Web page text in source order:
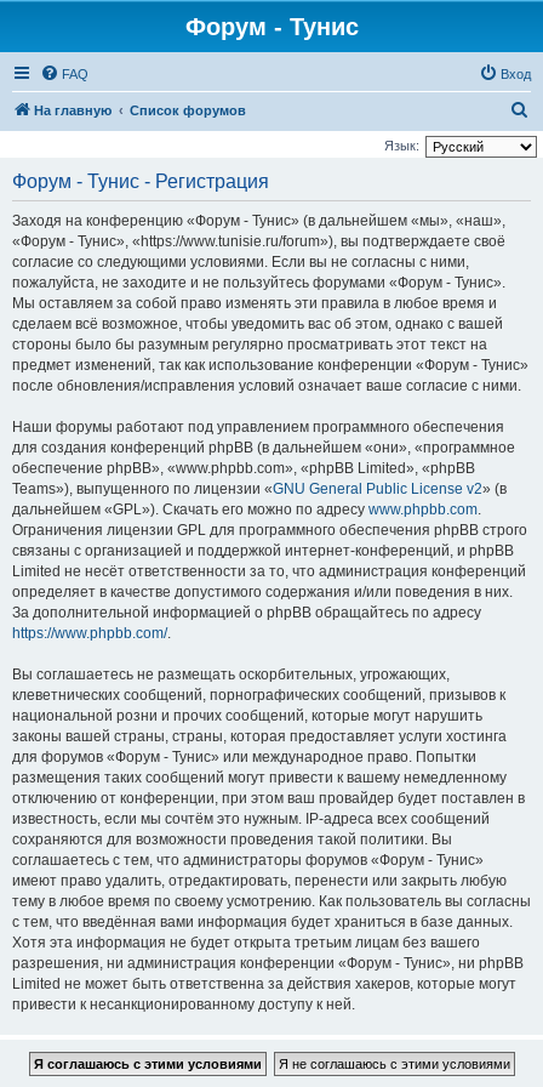
Форум - Тунис
FAQ Вход
На главную Список форумов
о
Язык:
Форум - Тунис - Регистрация
Заходя на конференцию «Форум - Тунис» (в дальнейшем «мы», «наш»,
«Форум - Тунис», «https://www.tunisie.ru/forum»), вы подтверждаете своё
согласие со следующими условиями. Если вы не согласны с ними,
пожалуйста, не заходите и не пользуйтесь форумами «Форум - Тунис».
Мы оставляем за собой право изменять эти правила в любое время и
сделаем всё возможное, чтобы уведомить вас об этом, однако с вашей
стороны было бы разумным регулярно просматривать этот текст на
предмет изменений, так как использование конференции «Форум - Тунис»
после обновления/исправления условий означает ваше согласие с ними.
Наши форумы работают под управлением программного обеспечения
для создания конференций phpBB (в дальнейшем «они», «программное
обеспечение phpBB», «www.phpbb.com», «phpBB Limited», «phpBB
Teams»), выпущенного по лицензии «GNU General Public License v2» (в
дальнейшем «GPL»). Скачать его можно по адресу www.phpbb.com.
Ограничения лицензии GPL для программного обеспечения phpBB строго
связаны с организацией и поддержкой интернет-конференций, и phpBB
Limited не несёт ответственности за то, что администрация конференций
определяет в качестве допустимого содержания и/или поведения в них.
За дополнительной информацией о phpBB обращайтесь по адресу
https://www.phpbb.com/.
Вы соглашаетесь не размещать оскорбительных, угрожающих,
клеветнических сообщений, порнографических сообщений, призывов к
национальной розни и прочих сообщений, которые могут нарушить
законы вашей страны, страны, которая предоставляет услуги хостинга
для форумов «Форум - Тунис» или международное право. Попытки
размещения таких сообщений могут привести к вашему немедленному
отключению от конференции, при этом ваш провайдер будет поставлен в
известность, если мы сочтём это нужным. IP-адреса всех сообщений
сохраняются для возможности проведения такой политики. Вы
соглашаетесь с тем, что администраторы форумов «Форум - Тунис»
имеют право удалить, отредактировать, перенести или закрыть любую
тему в любое время по своему усмотрению. Как пользователь вы согласны
с тем, что введённая вами информация будет храниться в базе данных.
Хотя эта информация не будет открыта третьим лицам без вашего
разрешения, ни администрация конференции «Форум - Тунис», ни phpBB
Limited не может быть ответственна за действия хакеров, которые могут
привести к несанкционированному доступу к ней.